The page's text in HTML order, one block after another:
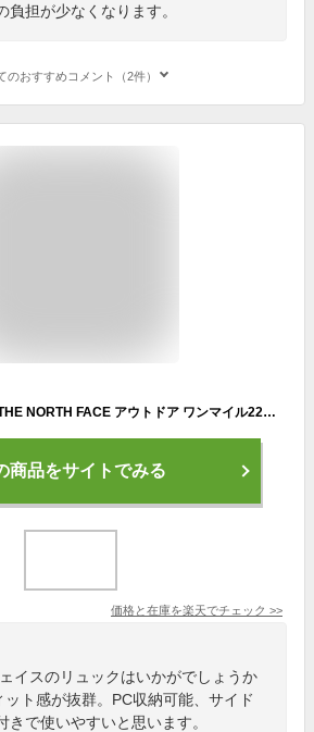
負担が少なくなります。
のおすすめコメント（2件）
ザ・ノース・フェイス THE NORTH FACE アウトドア ワンマイル22 リュック かばん バックパック デイパック 22L ランニング 軽量 シンプル ファスナー式 PC収納可能 サイドメッシュポケット フィット NM62460
商品をサイトでみる
価格と在庫を楽天でチェック >>
イスのリュックはいかがでしょうか
ト感が抜群。PC収納可能、サイド
きで使いやすいと思います。